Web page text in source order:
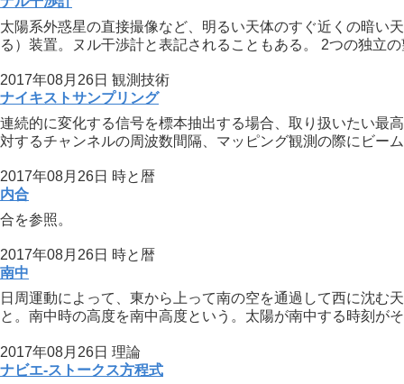
太陽系外惑星の直接撮像など、明るい天体のすぐ近くの暗い
る）装置。ヌル干渉計と表記されることもある。 2つの独立
2017年08月26日 観測技術
ナイキストサンプリング
連続的に変化する信号を標本抽出する場合、取り扱いたい最
対するチャンネルの周波数間隔、マッピング観測の際にビー
2017年08月26日 時と暦
内合
合を参照。
2017年08月26日 時と暦
南中
日周運動によって、東から上って南の空を通過して西に沈む
と。南中時の高度を南中高度という。太陽が南中する時刻が
2017年08月26日 理論
ナビエ-ストークス方程式